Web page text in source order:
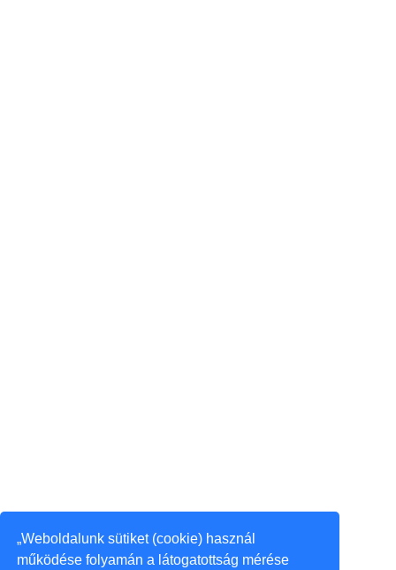
„Weboldalunk sütiket (cookie) használ
működése folyamán a látogatottság mérése